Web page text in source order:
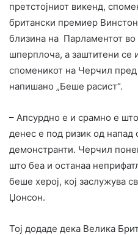
претстојниот викенд,
британски премиер
близина на Парламентот
шперплоча, а заштитени се
споменикот на Черчил
напишано „Беше расист“.
– Апсурдно е и срамно е
денес е под ризик од напад
демонстранти. Черчил
што беа и останаа
беше херој, кој заслужува
Џонсон.
Тој додаде дека Велика